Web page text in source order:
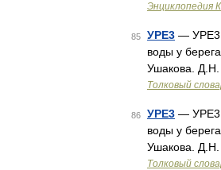
Энциклопедия
85 УРЕ3 — УРЕ3,
воды у
Ушакова. Д.Н.
Толковый
86 УРЕ3 — УРЕ3,
воды у
Ушакова. Д.Н.
Толковый